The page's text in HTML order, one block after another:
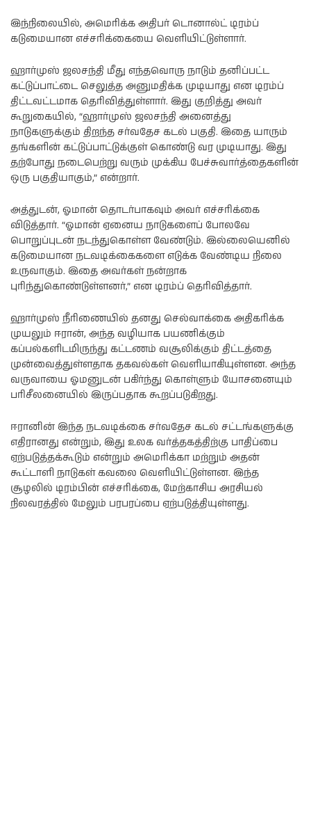
இந்நிலையில், அமெரிக்க அதிபர் டொனால்ட் டிரம்ப்
கடுமையான எச்சரிக்கையை வெளியிட்டுள்ளார்.
ஹார்முஸ் ஜலசந்தி மீது எந்தவொரு நாடும் தனிப்பட்ட
கட்டுப்பாட்டை செலுத்த அனுமதிக்க முடியாது என டிரம்ப்
திட்டவட்டமாக தெரிவித்துள்ளார். இது குறித்து அவர்
கூறுகையில், “ஹார்முஸ் ஜலசந்தி அனைத்து
நாடுகளுக்கும் திறந்த சர்வதேச கடல் பகுதி. இதை யாரும்
தங்களின் கட்டுப்பாட்டுக்குள் கொண்டு வர முடியாது. இது
தற்போது நடைபெற்று வரும் முக்கிய பேச்சுவார்த்தைகளின்
ஒரு பகுதியாகும்,” என்றார்.
அத்துடன், ஓமான் தொடர்பாகவும் அவர் எச்சரிக்கை
விடுத்தார். “ஓமான் ஏனைய நாடுகளைப் போலவே
பொறுப்புடன் நடந்துகொள்ள வேண்டும். இல்லையெனில்
கடுமையான நடவடிக்கைகளை எடுக்க வேண்டிய நிலை
உருவாகும். இதை அவர்கள் நன்றாக
புரிந்துகொண்டுள்ளனர்,” என டிரம்ப் தெரிவித்தார்.
ஹார்முஸ் நீரிணையில் தனது செல்வாக்கை அதிகரிக்க
முயலும் ஈரான், அந்த வழியாக பயணிக்கும்
கப்பல்களிடமிருந்து கட்டணம் வசூலிக்கும் திட்டத்தை
முன்வைத்துள்ளதாக தகவல்கள் வெளியாகியுள்ளன. அந்த
வருவாயை ஓமனுடன் பகிர்ந்து கொள்ளும் யோசனையும்
பரிசீலனையில் இருப்பதாக கூறப்படுகிறது.
ஈரானின் இந்த நடவடிக்கை சர்வதேச கடல் சட்டங்களுக்கு
எதிரானது என்றும், இது உலக வர்த்தகத்திற்கு பாதிப்பை
ஏற்படுத்தக்கூடும் என்றும் அமெரிக்கா மற்றும் அதன்
கூட்டாளி நாடுகள் கவலை வெளியிட்டுள்ளன. இந்த
சூழலில் டிரம்பின் எச்சரிக்கை, மேற்காசிய அரசியல்
நிலவரத்தில் மேலும் பரபரப்பை ஏற்படுத்தியுள்ளது.